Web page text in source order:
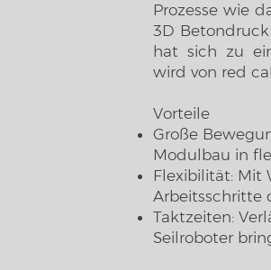
Prozesse wie
3D
hat sich zu
wird von red
Vorteile
Große
Modulbau in
Flexibilität: Mit
Arbeitsschritte
Taktzeiten:
Seilroboter